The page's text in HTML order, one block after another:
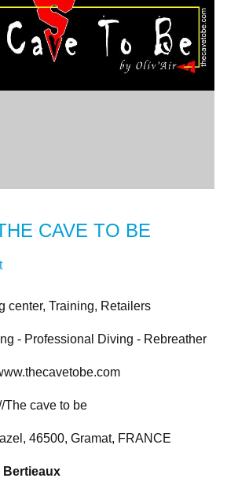
CAVE TO BE
center, Training, Retailers
- Professional Diving - Rebreather
The cave to be
46500, Gramat, FRANCE
Bertieaux